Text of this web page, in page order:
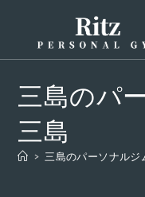
三島のパ
三島
> 三島のパーソナルジ